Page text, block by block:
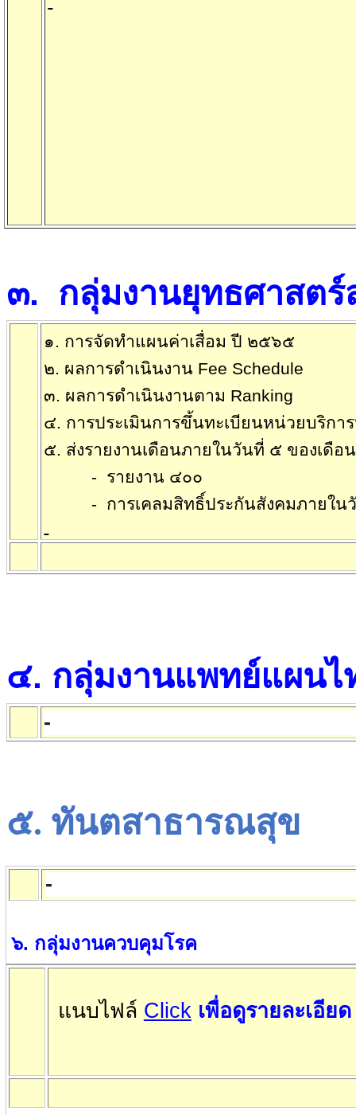
๓. กลุ่มงานยุทธศาสต
๑. การจัดทำแผนค่าเสื่อม ปี ๒๕๖๕
๒. ผลการดำเนินงาน Fee Schedule
๓. ผลการดำเนินงานตาม Ranking
๔. การประเมินการขึ้นทะเบียนหน่วยบริก
๕. ส่งรายงานเดือนภายในวันที่ ๕ ของเดือ
- รายงาน ๔๐๐
- การเคลมสิทธิ์ประกันสังคมภายใ
๔. กลุ่มงานแพทย์แผนไ
-
๕. ทันตสาธารณสุข
-
๖. กลุ่มงานควบคุมโรค
แนบไฟล์ Click เพื่อดูรายละเอียด